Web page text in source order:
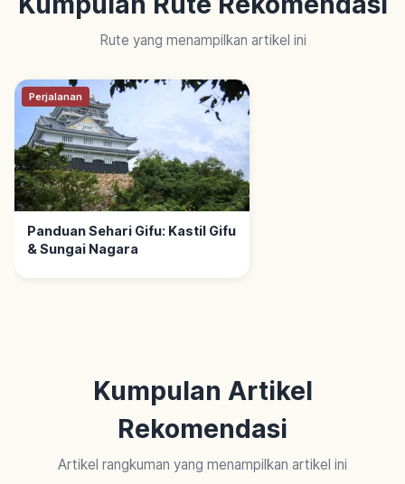
Rute yang menampilkan artikel ini
Perjalanan
Panduan Sehari Gifu: Kastil Gifu
& Sungai Nagara
Kumpulan Artikel
Rekomendasi
Artikel rangkuman yang menampilkan artikel ini